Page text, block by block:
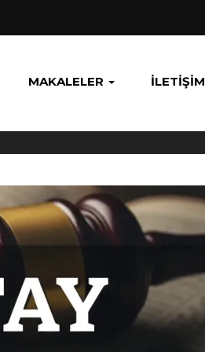
MAKALELER İLETIŞIM